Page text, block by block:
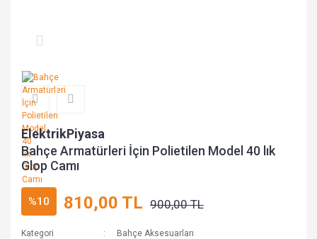
ElektrikPiyasa
Bahçe Armatürleri İçin Polietilen Model 40 lık
Glop Camı
%10 810,00 TL 900,00 TL
Kategori
Bahçe Aksesuarları